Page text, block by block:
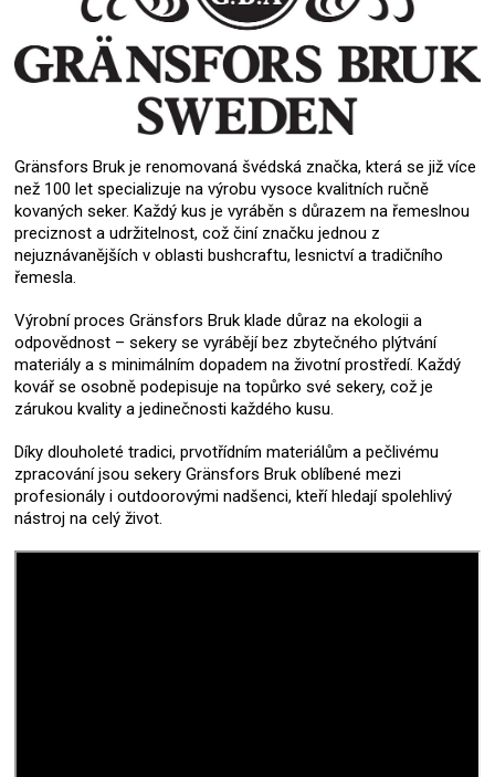
Gränsfors Bruk je renomovaná švédská značka, která se již více
než 100 let specializuje na výrobu vysoce kvalitních ručně
kovaných seker. Každý kus je vyráběn s důrazem na řemeslnou
preciznost a udržitelnost, což činí značku jednou z
nejuznávanějších v oblasti bushcraftu, lesnictví a tradičního
řemesla.
Výrobní proces Gränsfors Bruk klade důraz na ekologii a
odpovědnost – sekery se vyrábějí bez zbytečného plýtvání
materiály a s minimálním dopadem na životní prostředí. Každý
kovář se osobně podepisuje na topůrko své sekery, což je
zárukou kvality a jedinečnosti každého kusu.
Díky dlouholeté tradici, prvotřídním materiálům a pečlivému
zpracování jsou sekery Gränsfors Bruk oblíbené mezi
profesionály i outdoorovými nadšenci, kteří hledají spolehlivý
nástroj na celý život.